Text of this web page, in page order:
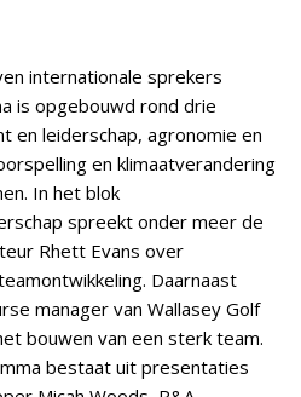
internationale sprekers
is opgebouwd rond drie
en leiderschap, agronomie en
en klimaatverandering
In het blok
spreekt onder meer de
Rhett Evans over
Daarnaast
manager van Wallasey Golf
bouwen van een sterk team.
bestaat uit presentaties